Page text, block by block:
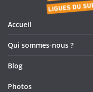
Accueil
Qui sommes-nous ?
Blog
Photos